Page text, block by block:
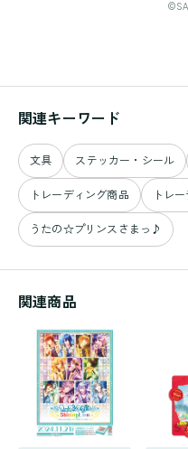
関連キーワード
文具 ステッカー・シール
トレーディング商品 トレ
うたの☆プリンスさまっ♪
関連商品